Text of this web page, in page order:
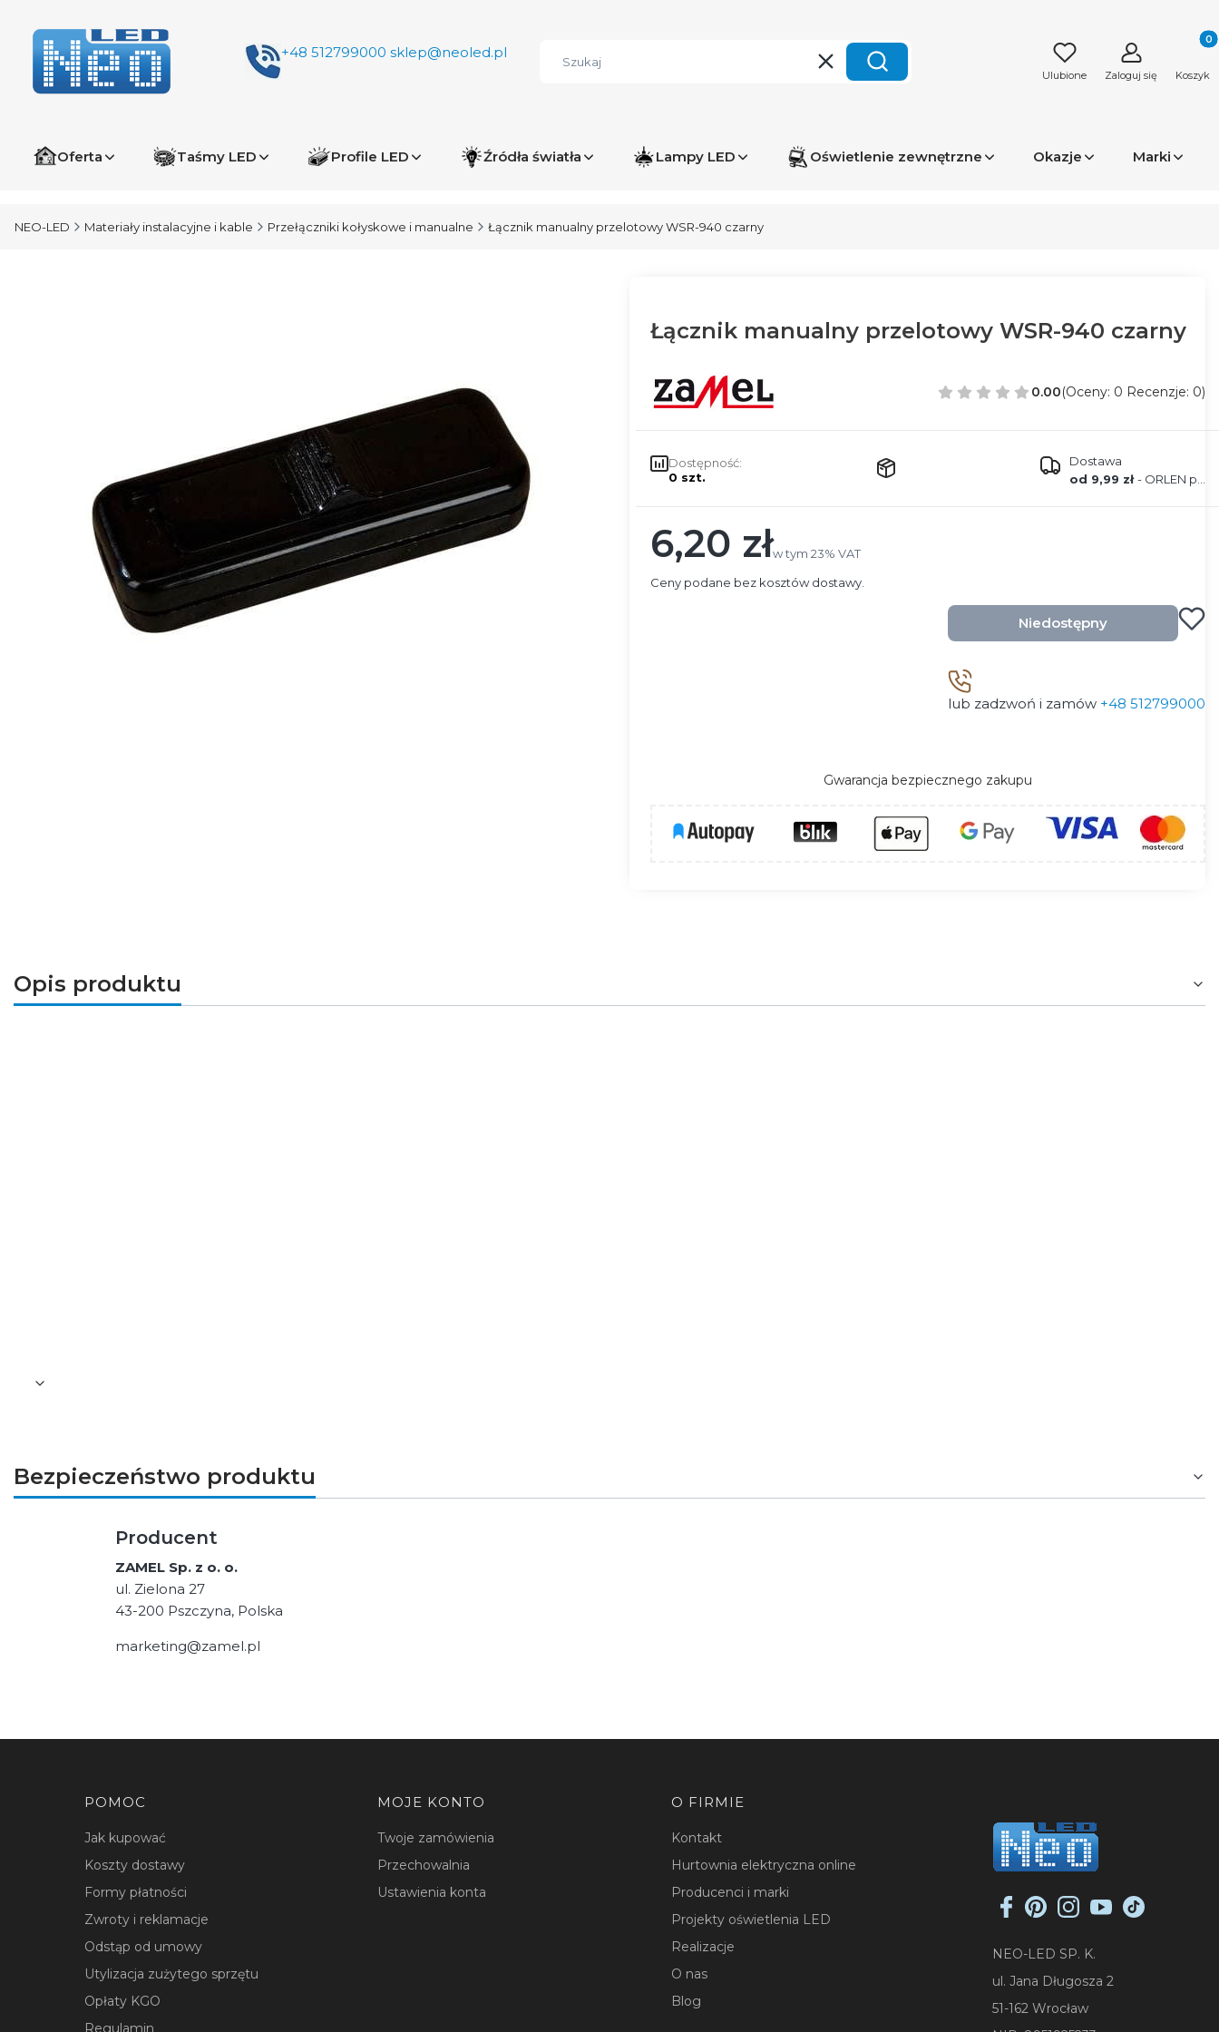
+48 512799000 sklep@neoled.pl
WyczyśćSzukaj Ulubione Zaloguj się Koszyk
Oferta Taśmy LED Profile LED Źródła światła Lampy LED Oświetlenie zewnętrzne Okazje Marki
NEO-LED Materiały instalacyjne i kable Przełączniki kołyskowe i manualne Łącznik manualny przelotowy WSR-940 czarny
Łącznik manualny przelotowy WSR-940 czarny
0.00(Oceny: 0 Recenzje: 0)
Dostępność:
0 szt.
Dostawa
od 9,99 zł- ORLEN paczka
Cena
6,20 złw tym 23% VAT
w tym 23% VAT
Ceny podane bez kosztów dostawy.
Niedostępny
lub zadzwoń i zamów +48 512799000
Gwarancja bezpiecznego zakupu
Opis produktu
Bezpieczeństwo produktu
Producent
ZAMEL Sp. z o. o.
ul. Zielona 27
43-200 Pszczyna, Polska
marketing@zamel.pl
Linki w stopce
POMOC
Jak kupować
Koszty dostawy
Formy płatności
Zwroty i reklamacje
Odstąp od umowy
Utylizacja zużytego sprzętu
Opłaty KGO
Regulamin
MOJE KONTO
Twoje zamówienia
Przechowalnia
Ustawienia konta
O FIRMIE
Kontakt
Hurtownia elektryczna online
Producenci i marki
Projekty oświetlenia LED
Realizacje
O nas
Blog
NEO-LED SP. K.
ul. Jana Długosza 2
51-162 Wrocław